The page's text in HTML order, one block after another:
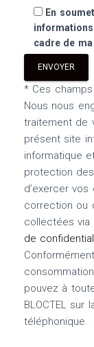
En
cadre de
* Ces
Nous nous
traitement de
présent site
informatique
protection
d’exercer
correction ou
collectées via
de
pouvez à
BLOCTEL sur
téléphonique.